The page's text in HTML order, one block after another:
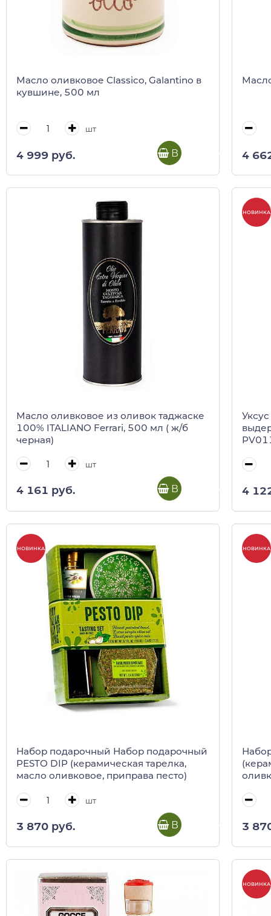
Масло оливковое Classico, Galantino в
кувшине, 500 мл
шт
4 999 руб. В корзину 4
Масло оливковое из оливок таджаске
100% ITALIANO Ferrari, 500 мл ( ж/б
черная)
шт
4 161 руб. В корзину
НОВИНКА
4
НОВИНКА
Набор подарочный Набор подарочный
PESTO DIP (керамическая тарелка,
масло оливковое, приправа песто)
шт
3 870 руб. В корзину
НОВИНКА
Набор
3
НОВИНКА